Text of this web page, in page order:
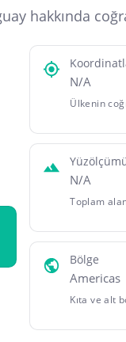
hakkında
N/A
Ülkenin
N/A
Toplam
Bölge
Americas
Kıta ve alt